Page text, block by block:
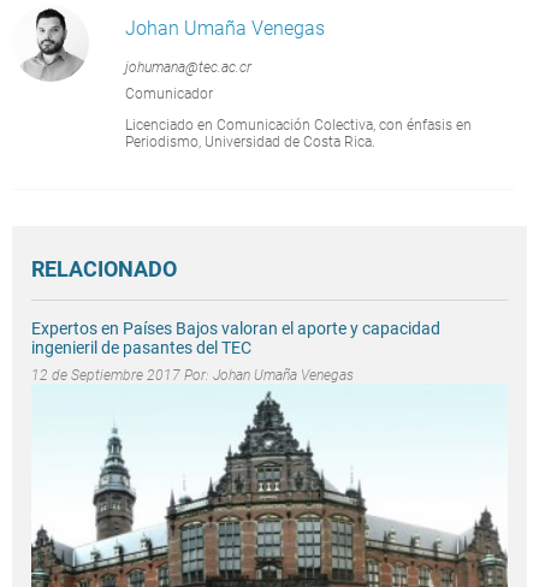
Johan Umaña Venegas
johumana@tec.ac.cr
Comunicador
Licenciado en Comunicación Colectiva, con énfasis en
Periodismo, Universidad de Costa Rica.
RELACIONADO
Expertos en Países Bajos valoran el aporte y capacidad
ingenieril de pasantes del TEC
12 de Septiembre 2017 Por: Johan Umaña Venegas